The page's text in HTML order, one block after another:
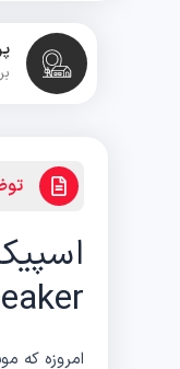
امروزه که